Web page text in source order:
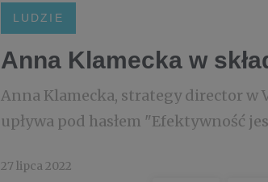
LUDZIE
Anna Klamecka w
Anna Klamecka, strategy director w
upływa pod hasłem "Efektywność
27 lipca 2022